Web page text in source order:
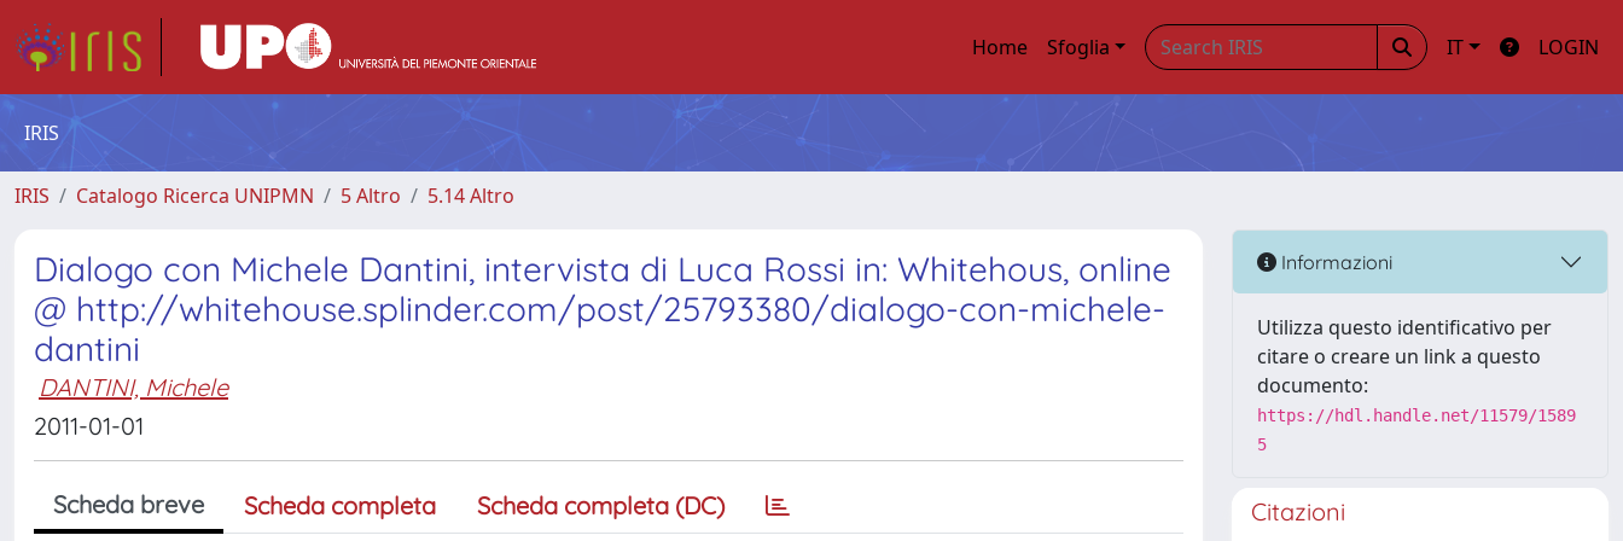
Home Sfoglia IT LOGIN
IRIS
IRIS Catalogo Ricerca UNIPMN 5 Altro 5.14 Altro
Dialogo con Michele Dantini, intervista di Luca Rossi in: Whitehous, online
@ http://whitehouse.splinder.com/post/25793380/dialogo-con-michele-
dantini
DANTINI, Michele
2011-01-01
Scheda breve Scheda completa Scheda completa (DC)
Informazioni
Utilizza questo identificativo per
citare o creare un link a questo
documento:
https://hdl.handle.net/11579/1589
5
Citazioni